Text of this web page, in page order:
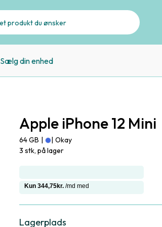
Sælg din enhed
Apple iPhone 12 Mini
64 GB | | Okay
3 stk, på lager
Lagerplads